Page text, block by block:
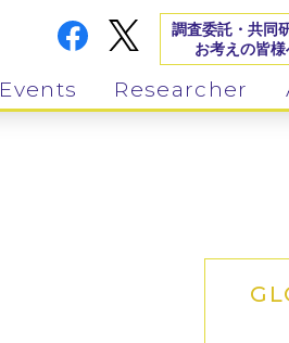
調査委託・共同
お考えの皆様
Events Researcher